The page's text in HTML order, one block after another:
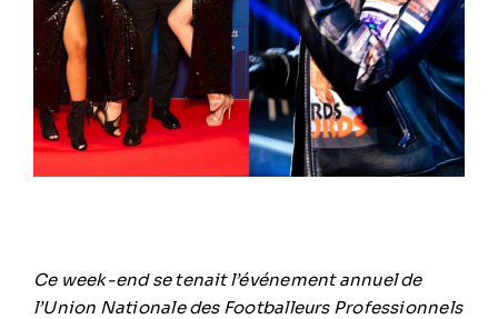
Ce week-end se tenait l’événement annuel de
l’Union Nationale des Footballeurs Professionnels